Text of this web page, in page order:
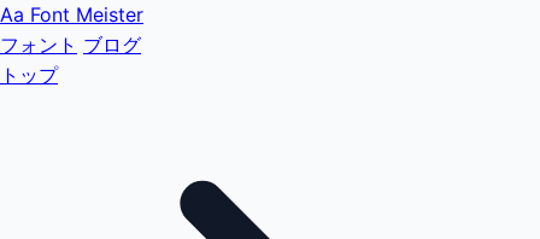
Aa Font Meister
フォント ブログ
トップ